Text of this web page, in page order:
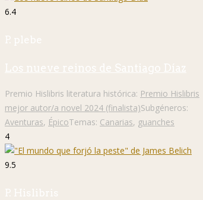
6.4
P. plebe
Los nueve reinos de Santiago Díaz
Premio Hislibris literatura histórica: Premio Hislibris
mejor autor/a novel 2024 (finalista)Subgéneros:
Aventuras, ÉpicoTemas: Canarias, guanches
4
9.5
P. Hislibris